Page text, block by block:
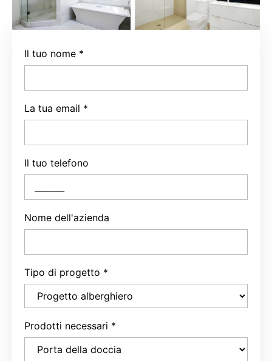
Il tuo nome *
La tua email *
Il tuo telefono
Nome dell'azienda
Tipo di progetto *
Prodotti necessari *